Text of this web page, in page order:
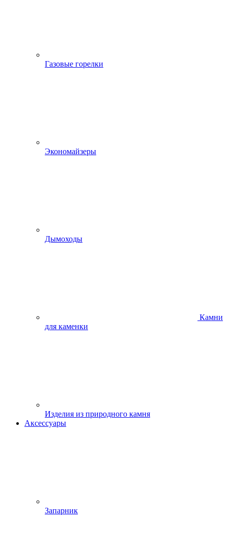
Газовые горелки
Экономайзеры
Дымоходы
Камни
для каменки
Изделия из природного камня
Аксессуары
Запарник